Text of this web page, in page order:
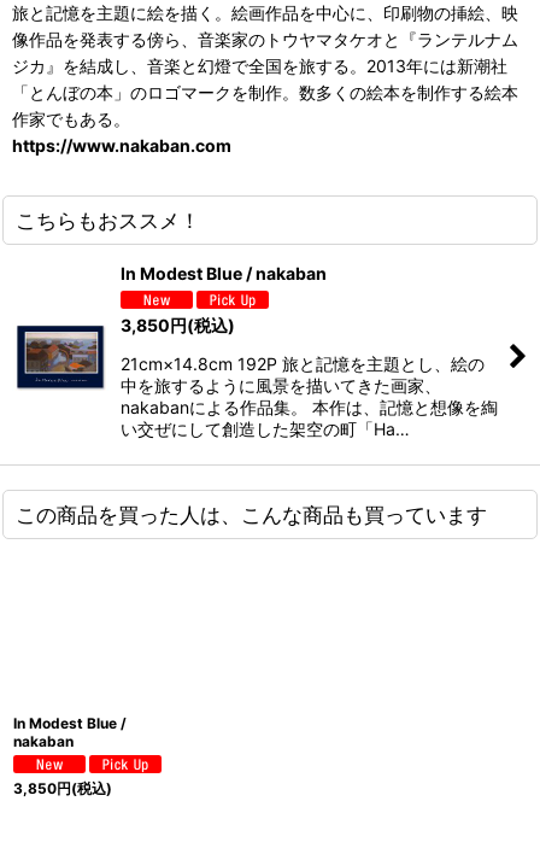
旅と記憶を主題に絵を描く。絵画作品を中心に、印刷物の挿絵、映
像作品を発表する傍ら、音楽家のトウヤマタケオと『ランテルナム
ジカ』を結成し、音楽と幻燈で全国を旅する。2013年には新潮社
「とんぼの本」のロゴマークを制作。数多くの絵本を制作する絵本
作家でもある。
https://www.nakaban.com
こちらもおススメ！
In Modest Blue / nakaban
3,850円(税込)
21cm×14.8cm 192P 旅と記憶を主題とし、絵の
中を旅するように風景を描いてきた画家、
nakabanによる作品集。 本作は、記憶と想像を綯
い交ぜにして創造した架空の町「Ha…
この商品を買った人は、こんな商品も買っています
In Modest Blue /
nakaban
3,850円(税込)